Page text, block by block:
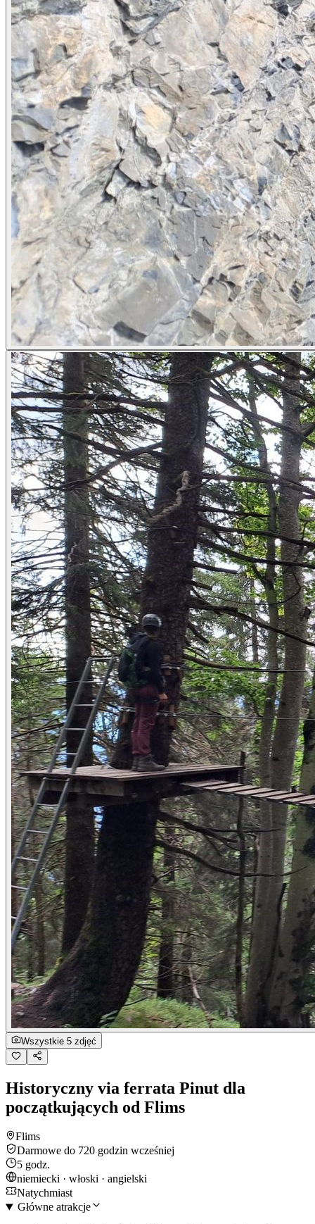
Wszystkie 5 zdjęć
Historyczny via ferrata Pinut dla
początkujących od Flims
Flims
Darmowe do 720 godzin wcześniej
5 godz.
niemiecki · włoski · angielski
Natychmiast
Główne atrakcje